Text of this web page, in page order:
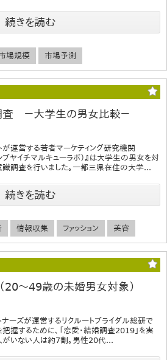
続きを読む
場規模 市場予測
査 －大学生の男女比較－
運営する若者マーケティング研究機関
ヤイチマルキューラボ）』は大学生の男女を対
調査を行いました。一都三県在住の大学...
続きを読む
情報収集 ファッション 美容
20～49歳の未婚男女対象）
ナーズが運営するリクルートブライダル総研で
握するために、「恋愛・結婚調査2019」を実
がいない人は約7割。男性20代...